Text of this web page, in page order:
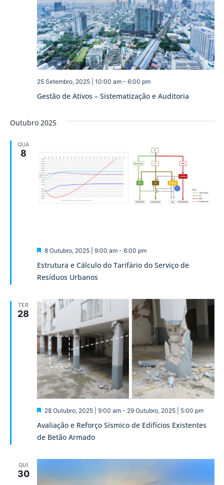
Gestão de Ativos – Sistematização e Auditoria
25 Setembro, 2025 | 10:00 am- 6:00 pm
Outubro 2025
QUA
8
Estrutura e Cálculo do Tarifário do Serviço de
Resíduos Urbanos
Destaque
8 Outubro, 2025 | 9:00 am- 6:00 pm
TER
28
Avaliação e Reforço Sísmico de Edifícios Existentes
de Betão Armado
Destaque
28 Outubro, 2025 | 9:00 am- 29 Outubro, 2025 | 5:00 pm
QUI
30